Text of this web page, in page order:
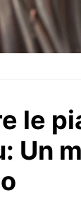
le
Un